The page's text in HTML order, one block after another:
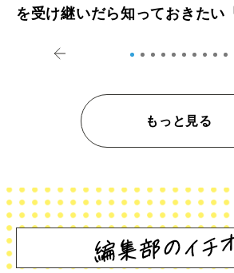
を受け継いだら知っておきたい
もっと見る